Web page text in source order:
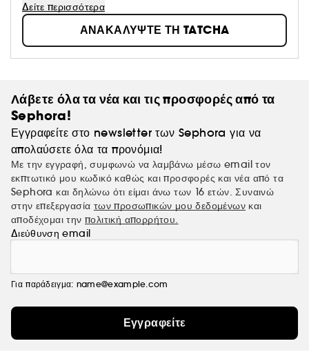
με μια ταλαντούχα ομάδα στην Ιαπωνία, δημιούργησε
ιαπωνικά προϊόντα περιποίησης που τρέφουν την
επιδερμίδα και το πνεύμα, μεταμορφώνοντάς τα.
Δείτε περισσότερα
ΑΝΑΚΑΛΥΨΤΕ ΤΗ TATCHA
Λάβετε όλα τα νέα και τις προσφορές από τα
Sephora!
Εγγραφείτε στο newsletter των Sephora για να
απολαύσετε όλα τα προνόμια!
Με την εγγραφή, συμφωνώ να λαμβάνω μέσω email τον
εκπτωτικό μου κωδικό καθώς και προσφορές και νέα από τα
Sephora και δηλώνω ότι είμαι άνω των 16 ετών. Συναινώ
στην επεξεργασία των προσωπικών μου δεδομένων και
αποδέχομαι την πολιτική απορρήτου.
Διεύθυνση email
Για παράδειγμα: name@example.com
Εγγραφείτε